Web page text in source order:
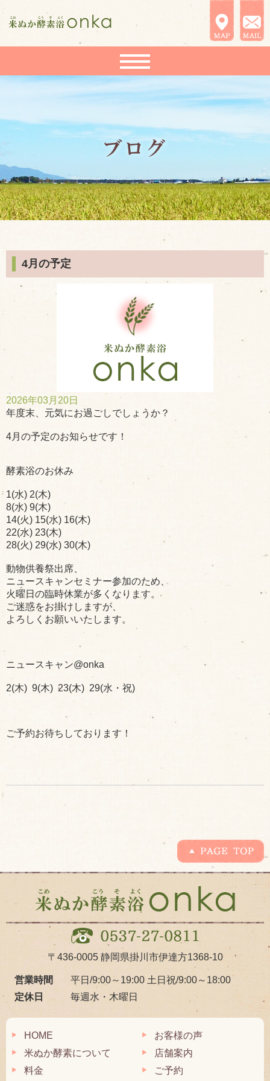
4月の予定
2026年03月20日
年度末、元気にお過ごしでしょうか？
4月の予定のお知らせです！
酵素浴のお休み
1(水) 2(木)
8(水) 9(木)
14(火) 15(水) 16(木)
22(水) 23(木)
28(火) 29(水) 30(木)
動物供養祭出席、
ニュースキャンセミナー参加のため、
火曜日の臨時休業が多くなります。
ご迷惑をお掛けしますが、
よろしくお願いいたします。
ニュースキャン@onka
2(木) 9(木) 23(木) 29(水・祝)
ご予約お待ちしております！
〒436-0005 静岡県掛川市伊達方1368-10
営業時間 平日/9:00～19:00 土日祝/9:00～18:00
定休日
毎週水・木曜日
HOME
米ぬか酵素について
料金
お客様の声
店舗案内
ご予約